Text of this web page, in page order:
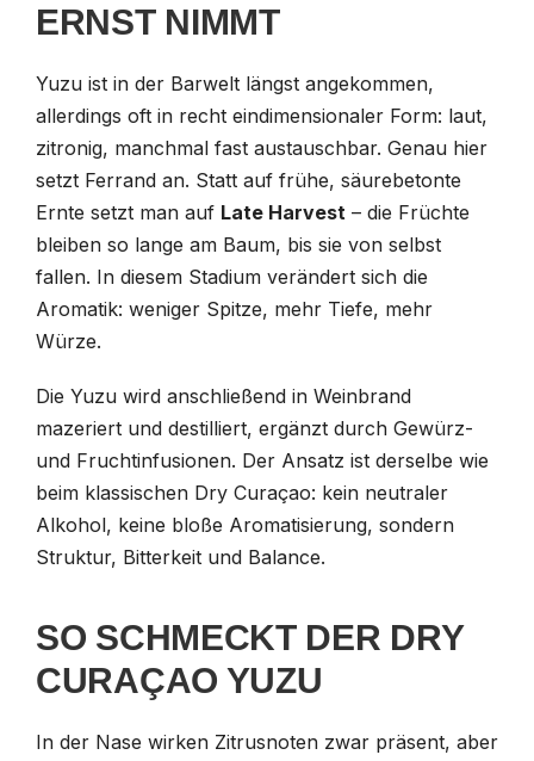
ERNST NIMMT
Yuzu ist in der Barwelt längst angekommen,
allerdings oft in recht eindimensionaler Form: laut,
zitronig, manchmal fast austauschbar. Genau hier
setzt Ferrand an. Statt auf frühe, säurebetonte
Ernte setzt man auf Late Harvest – die Früchte
bleiben so lange am Baum, bis sie von selbst
fallen. In diesem Stadium verändert sich die
Aromatik: weniger Spitze, mehr Tiefe, mehr
Würze.
Die Yuzu wird anschließend in Weinbrand
mazeriert und destilliert, ergänzt durch Gewürz-
und Fruchtinfusionen. Der Ansatz ist derselbe wie
beim klassischen Dry Curaçao: kein neutraler
Alkohol, keine bloße Aromatisierung, sondern
Struktur, Bitterkeit und Balance.
SO SCHMECKT DER DRY
CURAÇAO YUZU
In der Nase wirken Zitrusnoten zwar präsent, aber